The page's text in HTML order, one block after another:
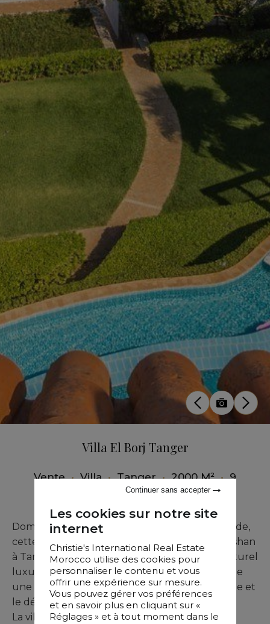
Villa El Borj Tanger
Vente•Villa•Tanger•2000 M²•9
Chambres
Dominant la Méditerranée à 40 mètres d’altitude,
cette propriété remarquable du quartier Marshan
à Tanger se déploie au cœur d’un paysage naturel
luxuriant, à flanc de montagne. Sa position offre
une vue saisissante à 220° sur la côte espagnole et
le détroit de Gibraltar.
La villa, entièrement rénovée, conjugue avec
Les cookies sur notre site
internet
Christie's International Real Estate
Morocco utilise des cookies pour
personnaliser le contenu et vous
offrir une expérience sur mesure.
Vous pouvez gérer vos préférences
et en savoir plus en cliquant sur «
Réglages » et à tout moment dans le
Continuer sans accepter